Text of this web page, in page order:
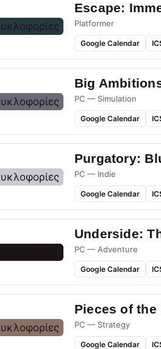
Escape:
Platformer
Google Calendar
Big
PC — Simulation
Google Calendar
Purgatory:
PC — Indie
Google Calendar
Underside:
PC — Adventure
Google Calendar
Pieces of the
PC — Strategy
Google Calendar